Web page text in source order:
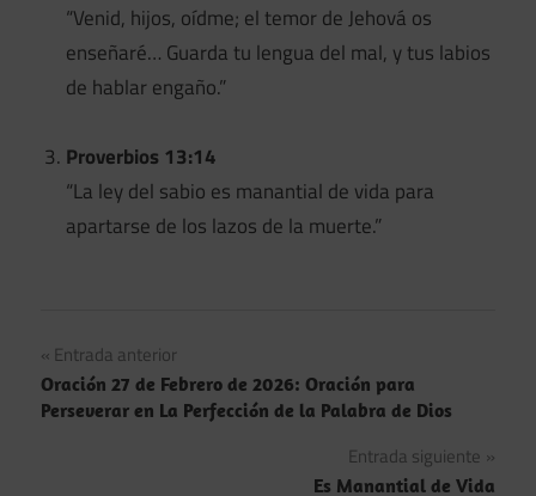
“Venid, hijos, oídme; el temor de Jehová os
enseñaré… Guarda tu lengua del mal, y tus labios
de hablar engaño.”
Proverbios 13:14
“La ley del sabio es manantial de vida para
apartarse de los lazos de la muerte.”
Navegación
de
Entrada anterior
Oración 27 de Febrero de 2026: Oración para
Perseverar en La Perfección de la Palabra de Dios
Entrada siguiente
Es Manantial de Vida